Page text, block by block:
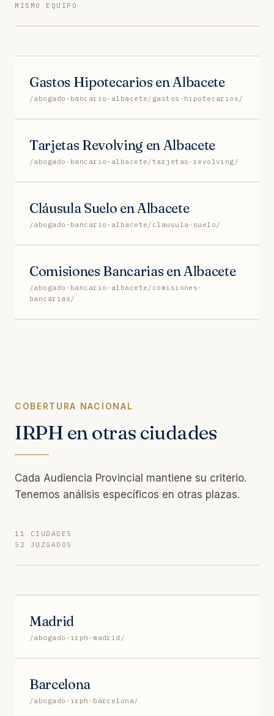
MISMO EQUIPO
Gastos Hipotecarios en Albacete
/abogado-bancario-albacete/gastos-hipotecarios/
Tarjetas Revolving en Albacete
/abogado-bancario-albacete/tarjetas-revolving/
Cláusula Suelo en Albacete
/abogado-bancario-albacete/clausula-suelo/
Comisiones Bancarias en Albacete
/abogado-bancario-albacete/comisiones-
bancarias/
COBERTURA NACIONAL
IRPH en otras ciudades
Cada Audiencia Provincial mantiene su criterio.
Tenemos análisis específicos en otras plazas.
11 CIUDADES
52 JUZGADOS
Madrid
/abogado-irph-madrid/
Barcelona
/abogado-irph-barcelona/